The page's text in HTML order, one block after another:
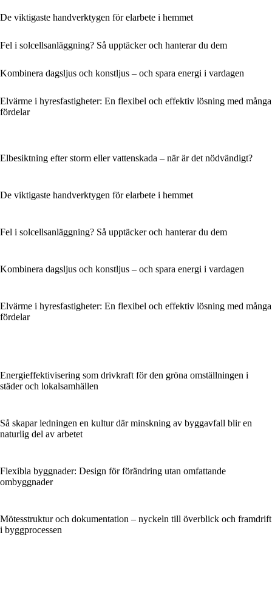
De viktigaste handverktygen för elarbete i hemmet
Fel i solcellsanläggning? Så upptäcker och hanterar du dem
Kombinera dagsljus och konstljus – och spara energi i vardagen
Elvärme i hyresfastigheter: En flexibel och effektiv lösning med många
fördelar
Elbesiktning efter storm eller vattenskada – när är det nödvändigt?
De viktigaste handverktygen för elarbete i hemmet
Fel i solcellsanläggning? Så upptäcker och hanterar du dem
Kombinera dagsljus och konstljus – och spara energi i vardagen
Elvärme i hyresfastigheter: En flexibel och effektiv lösning med många
fördelar
Energieffektivisering som drivkraft för den gröna omställningen i
städer och lokalsamhällen
Så skapar ledningen en kultur där minskning av byggavfall blir en
naturlig del av arbetet
Flexibla byggnader: Design för förändring utan omfattande
ombyggnader
Mötesstruktur och dokumentation – nyckeln till överblick och framdrift
i byggprocessen